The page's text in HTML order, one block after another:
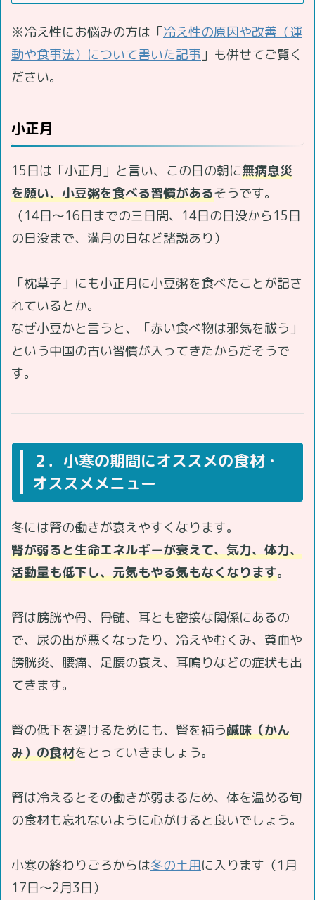
※冷え性にお悩みの方は「冷え性の原因や改善（運
動や食事法）について書いた記事 」も併せてご覧く
ださい。
小正月
15日は「小正月」と言い、この日の朝に無病息災
を願い、小豆粥を食べる習慣があるそうです。
（14日～16日までの三日間、14日の日没から15日
の日没まで、満月の日など諸説あり）
「枕草子」にも小正月に小豆粥を食べたことが記さ
れているとか。
なぜ小豆かと言うと、「赤い食べ物は邪気を祓う」
という中国の古い習慣が入ってきたからだそうで
す。
２．小寒の期間にオススメの食材・
オススメメニュー
冬には腎の働きが衰えやすくなります。
腎が弱ると生命エネルギーが衰えて、気力、体力、
活動量も低下し、元気もやる気もなくなります。
腎は膀胱や骨、骨髄、耳とも密接な関係にあるの
で、尿の出が悪くなったり、冷えやむくみ、貧血や
膀胱炎、腰痛、足腰の衰え、耳鳴りなどの症状も出
てきます。
腎の低下を避けるためにも、腎を補う鹹味（かん
み）の食材をとっていきましょう。
腎は冷えるとその働きが弱まるため、体を温める旬
の食材も忘れないように心がけると良いでしょう。
小寒の終わりごろからは冬の土用に入ります（1月
17日～2月3日）